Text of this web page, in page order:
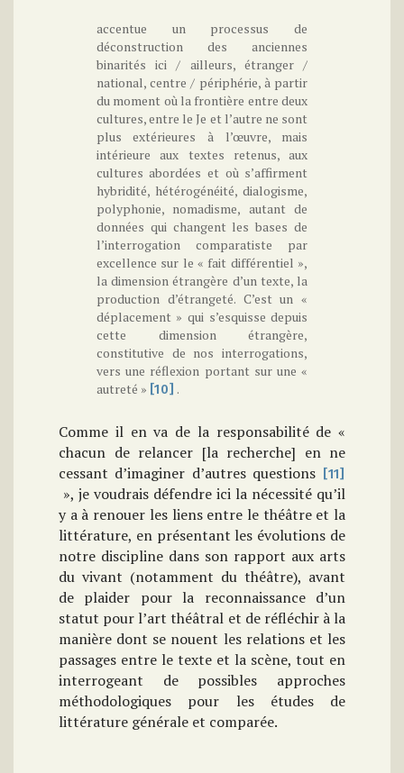
accentue un processus de
déconstruction des anciennes
binarités ici / ailleurs, étranger /
national, centre / périphérie, à partir
du moment où la frontière entre deux
cultures, entre le Je et l’autre ne sont
plus extérieures à l’œuvre, mais
intérieure aux textes retenus, aux
cultures abordées et où s’affirment
hybridité, hétérogénéité, dialogisme,
polyphonie, nomadisme, autant de
données qui changent les bases de
l’interrogation comparatiste par
excellence sur le « fait différentiel »,
la dimension étrangère d’un texte, la
production d’étrangeté. C’est un «
déplacement » qui s’esquisse depuis
cette dimension étrangère,
constitutive de nos interrogations,
vers une réflexion portant sur une «
autreté » [10] .
Comme il en va de la responsabilité de «
chacun de relancer [la recherche] en ne
cessant d’imaginer d’autres questions
[11]
», je voudrais défendre ici la nécessité qu’il
y a à renouer les liens entre le théâtre et la
littérature, en présentant les évolutions de
notre discipline dans son rapport aux arts
du vivant (notamment du théâtre), avant
de plaider pour la reconnaissance d’un
statut pour l’art théâtral et de réfléchir à la
manière dont se nouent les relations et les
passages entre le texte et la scène, tout en
interrogeant de possibles approches
méthodologiques pour les études de
littérature générale et comparée.